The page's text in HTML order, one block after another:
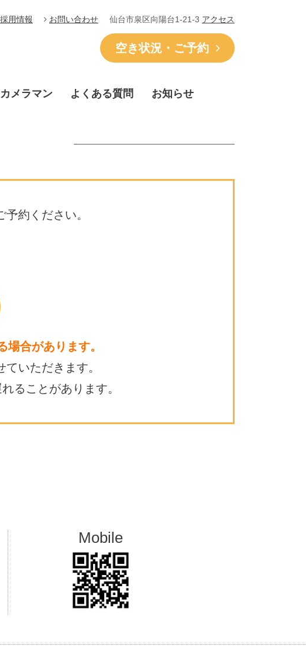
採用情報 お問い合わせ 仙台市泉区向陽台1-21-3 アクセス
空き状況・ご予約
カメラマン よくある質問 お知らせ
約ください。
場合があります。
ていただきます。
ることがあります。
Mobile